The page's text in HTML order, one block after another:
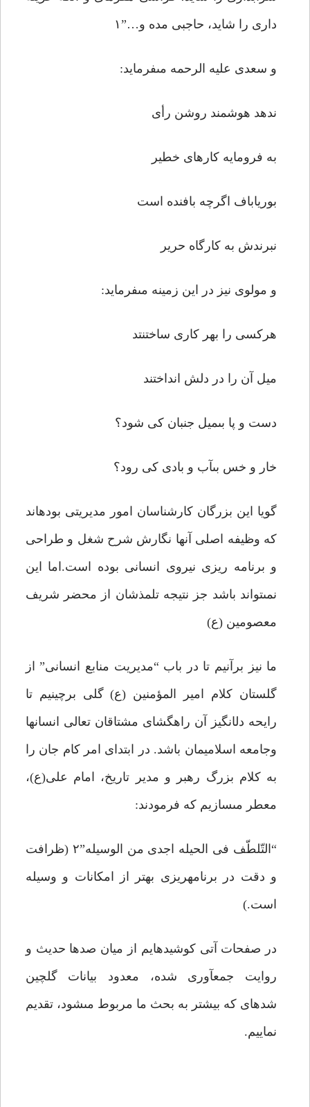
دارى را شاید، حاجبى مده و…”۱
و سعدى علیه الرحمه مى‏فرماید:
ندهد هوشمند روشن رأى
به فرومایه کارهاى خطیر
بوریاباف اگرچه بافنده است
نبرندش به کارگاه حریر
و مولوى نیز در این زمینه مى‏فرماید:
هرکسى را بهر کارى ساختنتد
میل آن را در دلش انداختند
دست و پا بى‏میل جنبان کى شود؟
خار و خس بى‏آب و بادى کى رود؟
گویا این بزرگان کارشناسان امور مدیریتى بوده‏اند
که وظیفه اصلى آنها نگارش شرح شغل و طراحى
و برنامه ریزى نیروى انسانى بوده است.اما این
نمى‏تواند باشد جز نتیجه تلمذشان از محضر شریف
معصومین (ع)
ما نیز برآنیم تا در باب “مدیریت منابع انسانى” از
گلستان کلام امیر المؤمنین (ع) گلى برچینیم تا
رایحه دل‏انگیز آن راهگشاى مشتاقان تعالى انسان‏ها
وجامعه اسلامیمان باشد. در ابتداى امر کام جان را
به کلام بزرگ رهبر و مدیر تاریخ، امام على(ع)،
معطر مى‏سازیم که فرمودند:
“التّلطّف فى الحیله اجدى من الوسیله”۲ (ظرافت
و دقت در برنامه‏ریزى بهتر از امکانات و وسیله
است.)
در صفحات آتى کوشیده‏ایم از میان صدها حدیث و
روایت جمع‏آورى شده، معدود بیانات گلچین
شده‏اى که بیشتر به بحث ما مربوط مى‏شود، تقدیم
نماییم.